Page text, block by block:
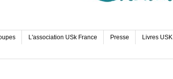
L'association USk France Presse Livres USK